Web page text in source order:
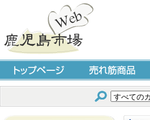
トップページ 売れ筋商品